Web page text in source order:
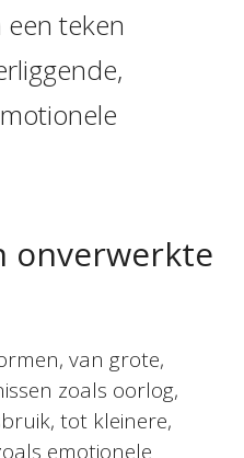
teken
onverwerkte
van grote,
zoals oorlog,
tot kleinere,
emotionele